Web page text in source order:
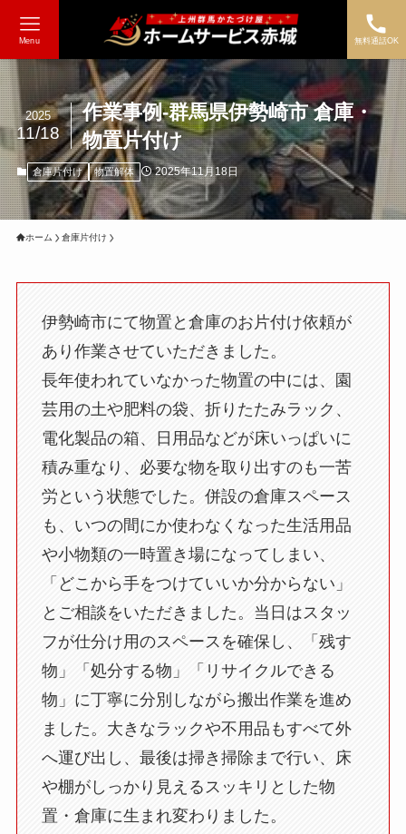
無料通話OK
Menu
作業事例-群馬県伊勢崎市 倉庫・
物置片付け
2025
11/18
倉庫片付け 物置解体 2025年11月18日
ホーム 倉庫片付け
伊勢崎市にて物置と倉庫のお片付け依頼が
あり作業させていただきました。
長年使われていなかった物置の中には、園
芸用の土や肥料の袋、折りたたみラック、
電化製品の箱、日用品などが床いっぱいに
積み重なり、必要な物を取り出すのも一苦
労という状態でした。併設の倉庫スペース
も、いつの間にか使わなくなった生活用品
や小物類の一時置き場になってしまい、
「どこから手をつけていいか分からない」
とご相談をいただきました。当日はスタッ
フが仕分け用のスペースを確保し、「残す
物」「処分する物」「リサイクルできる
物」に丁寧に分別しながら搬出作業を進め
ました。大きなラックや不用品もすべて外
へ運び出し、最後は掃き掃除まで行い、床
や棚がしっかり見えるスッキリとした物
置・倉庫に生まれ変わりました。